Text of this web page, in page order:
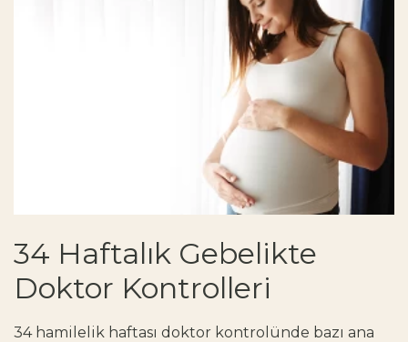
34 Haftalık Gebelikte
Doktor Kontrolleri
34 hamilelik haftası doktor kontrolünde bazı ana